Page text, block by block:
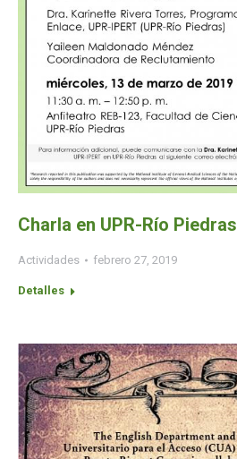
Charla en UPR-Río Piedras
Actividades febrero 27, 2019
Detalles